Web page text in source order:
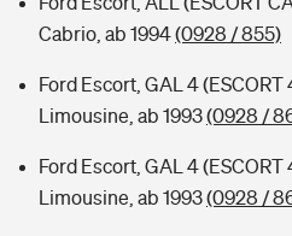
Cabrio, ab 1994(0928 / 855)
Ford Escort, GAL 4 (ESCORT
Limousine, ab 1993(0928 /
Ford Escort, GAL 4 (ESCORT
Limousine, ab 1993(0928 /